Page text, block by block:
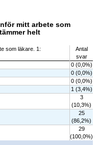
mitt arbete som
helt
som läkare. 1:
Antal
svar
0 (0,0%)
0 (0,0%)
0 (0,0%)
1 (3,4%)
3
(10,3%)
25
(86,2%)
29
(100,0%)